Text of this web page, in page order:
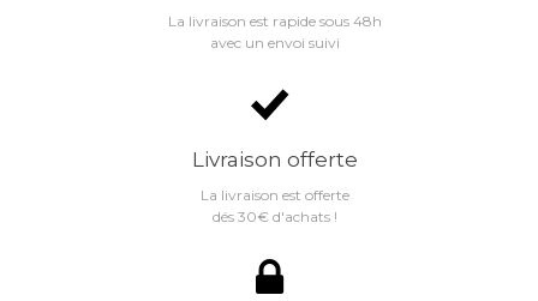
La livraison est rapide sous 48h
avec un envoi suivi
Livraison offerte
La livraison est offerte
dés 30€ d'achats !